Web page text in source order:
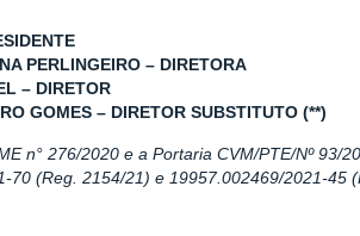
PERLINGEIRO – DIRETORA
– DIRETOR
GOMES – DIRETOR SUBSTITUTO (**)
n° 276/2020 e a Portaria CVM/PTE/Nº 93/
70 (Reg. 2154/21) e 19957.002469/2021-45